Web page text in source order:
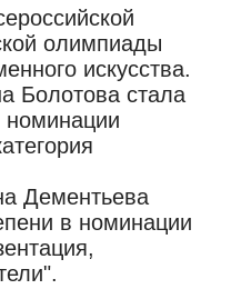
олимпиады
искусства.
Болотова стала
номинации
Дементьева
в номинации